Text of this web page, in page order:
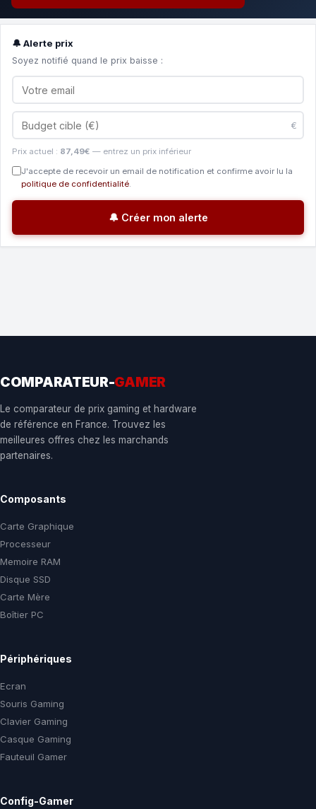
🔔 Alerte prix
Soyez notifié quand le prix baisse :
€
Prix actuel : 87,49€ — entrez un prix inférieur
J'accepte de recevoir un email de notification et confirme avoir lu la
politique de confidentialité.
🔔 Créer mon alerte
COMPARATEUR-GAMER
Le comparateur de prix gaming et hardware
de référence en France. Trouvez les
meilleures offres chez les marchands
partenaires.
Composants
Carte Graphique
Processeur
Memoire RAM
Disque SSD
Carte Mère
Boîtier PC
Périphériques
Ecran
Souris Gaming
Clavier Gaming
Casque Gaming
Fauteuil Gamer
Config-Gamer